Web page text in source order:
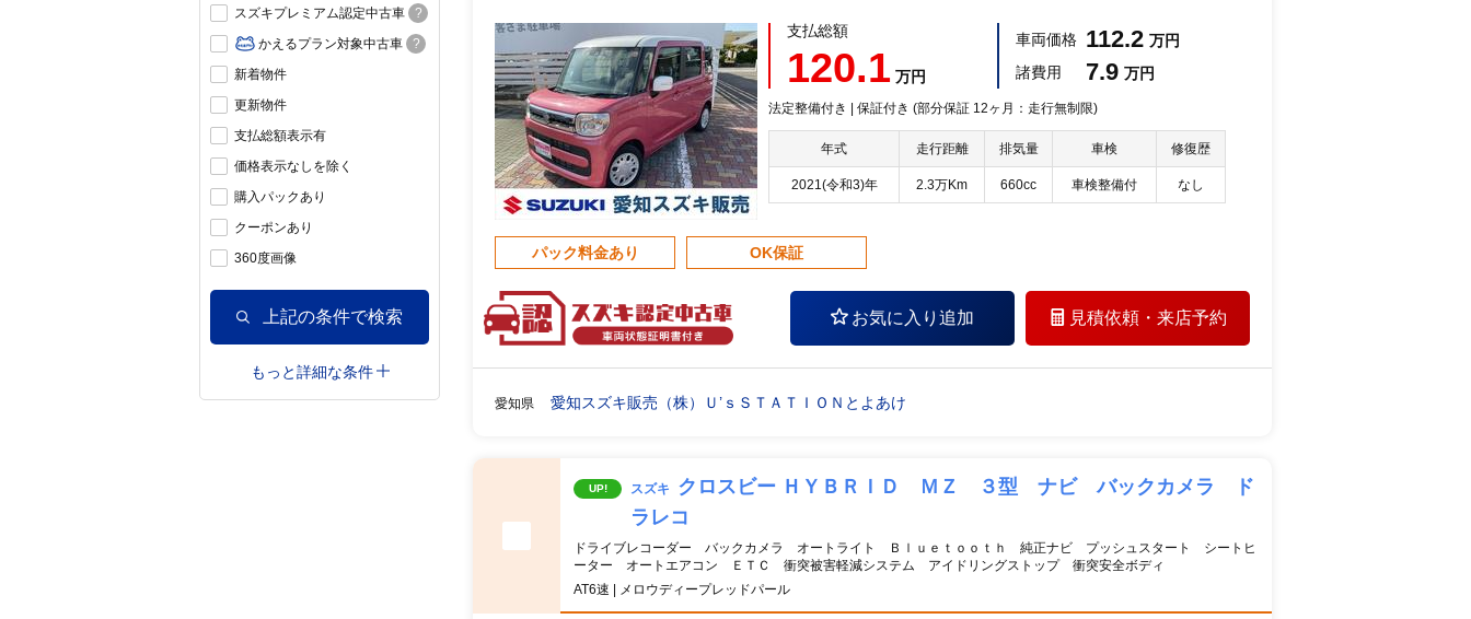
スズキプレミアム認定中古車
?
かえるプラン対象中古車
?
新着物件
更新物件
支払総額表示有
価格表示なしを除く
購入パックあり
クーポンあり
360度画像
上記の条件で検索
もっと詳細な条件
支払総額
120.1 万円
車両価格 112.2 万円
諸費用
7.9 万円
法定整備付き | 保証付き (部分保証 12ヶ月：走行無制限)
年式 走行距離 排気量 車検 修復歴
2021(令和3)年 2.3万Km 660cc 車検整備付 なし
パック料金あり OK保証
お気に入り追加 見積依頼・ 来店予約
愛知県 愛知スズキ販売（株）Ｕ’ｓＳＴＡＴＩＯＮとよあけ
UP! スズキ
クロスビー ＨＹＢＲＩＤ ＭＺ ３型 ナビ バックカメラ ド
ラレコ
ドライブレコーダー バックカメラ オートライト Ｂｌｕｅｔｏｏｔｈ 純正ナビ プッシュスタート シートヒ
ーター オートエアコン ＥＴＣ 衝突被害軽減システム アイドリングストップ 衝突安全ボディ
AT6速 | メロウディープレッドパール